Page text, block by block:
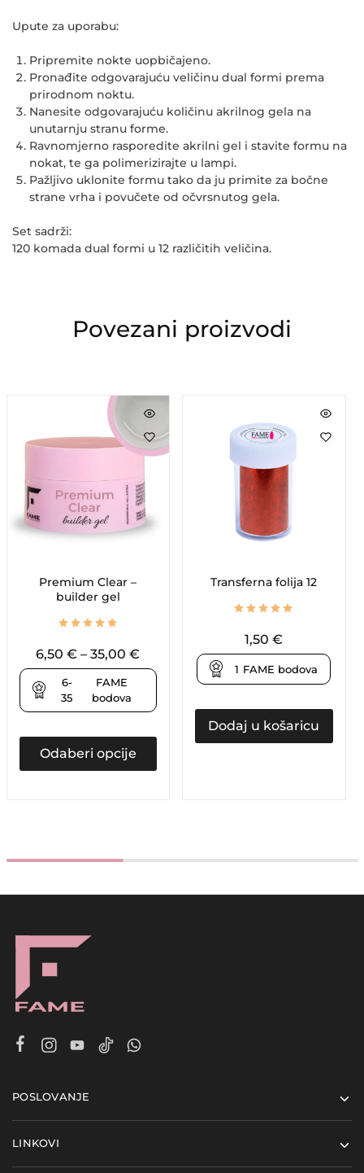
Upute za uporabu:
Pripremite nokte uopbičajeno.
Pronađite odgovarajuću veličinu dual formi prema
prirodnom noktu.
Nanesite odgovarajuću količinu akrilnog gela na
unutarnju stranu forme.
Ravnomjerno rasporedite akrilni gel i stavite formu na
nokat, te ga polimerizirajte u lampi.
Pažljivo uklonite formu tako da ju primite za bočne
strane vrha i povučete od očvrsnutog gela.
Set sadrži:
120 komada dual formi u 12 različitih veličina.
Povezani proizvodi
Premium Clear –
builder gel
6,50€ – 35,00€
6-
35
FAME
bodova
Odaberi opcije
Transferna folija 12
1,50€
1 FAME bodova
Dodaj u košaricu
POSLOVANJE
LINKOVI